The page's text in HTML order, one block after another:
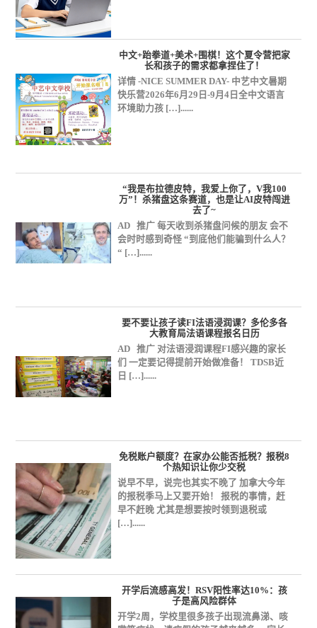
中文+跆拳道+美术+围棋！这个夏令营把家
长和孩子的需求都拿捏住了！
详情 -NICE SUMMER DAY- 中艺中文暑期
快乐营2026年6月29日-9月4日全中文语言
环境助力孩 […]......
“我是布拉德皮特，我爱上你了，V我100
万”！杀猪盘这条赛道，也是让AI皮特闯进
去了~
AD 推广 每天收到杀猪盘问候的朋友 会不
会时时感到奇怪 “到底他们能骗到什么人？
“ […]......
要不要让孩子读FI法语浸润课？多伦多各
大教育局法语课程报名日历
AD 推广 对法语浸润课程FI感兴趣的家长
们 一定要记得提前开始做准备！ TDSB近
日 […]......
免税账户额度？在家办公能否抵税？报税8
个热知识让你少交税
说早不早，说完也其实不晚了 加拿大今年
的报税季马上又要开始！ 报税的事情，赶
早不赶晚 尤其是想要按时领到退税或
[…]......
开学后流感高发！RSV阳性率达10%：孩
子是高风险群体
开学2周，学校里很多孩子出现流鼻涕、咳